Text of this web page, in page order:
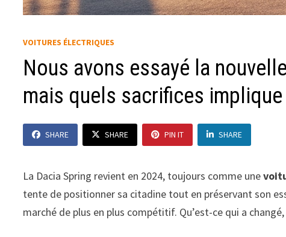
VOITURES ÉLECTRIQUES
Nous avons essayé la
mais quels sacrifices
SHARE SHARE PIN IT SHARE
La Dacia Spring revient en 2024, toujours comme une
tente de positionner sa citadine tout en préservant son
marché de plus en plus compétitif. Qu’est-ce qui a